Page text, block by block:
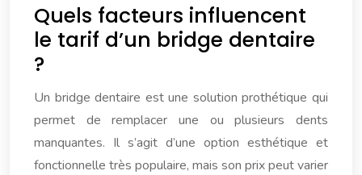
Quels facteurs influencent
le tarif d’un bridge dentaire
?
Un bridge dentaire est une solution prothétique qui
permet de remplacer une ou plusieurs dents
manquantes. Il s’agit d’une option esthétique et
fonctionnelle très populaire, mais son prix peut varier